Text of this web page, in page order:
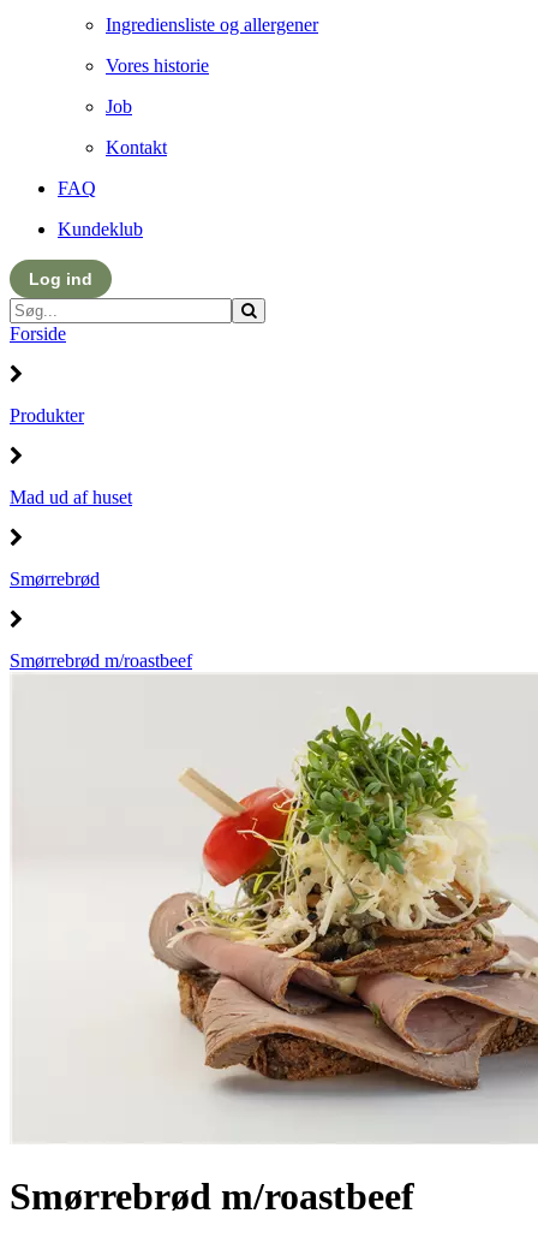
Ingrediensliste og allergener
Vores historie
Job
Kontakt
FAQ
Kundeklub
Log ind
Forside
Produkter
Mad ud af huset
Smørrebrød
Smørrebrød m/roastbeef
Smørrebrød m/roastbeef